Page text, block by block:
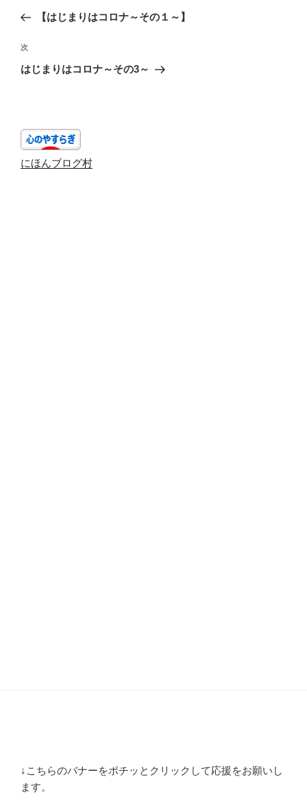
ナ
ビ
ゲ
ン
の
稿
【はじまりはコロナ～その１～】
次
の
次
はじまりはコロナ～その3～
にほんブログ村
↓こちらのバナーをポチッとクリックして応援をお願いし
ます。